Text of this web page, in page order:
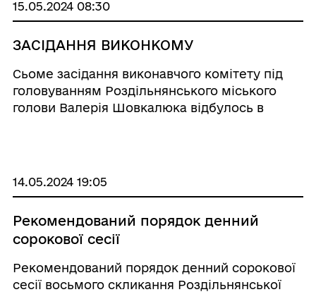
15.05.2024 08:30
ЗАСІДАННЯ ВИКОНКОМУ
Сьоме засідання виконавчого комітету під
головуванням Роздільнянського міського
голови Валерія Шовкалюка відбулось в
14.05.2024 19:05
Рекомендований порядок денний
сорокової сесії
Рекомендований порядок денний сорокової
сесії восьмого скликання Роздільнянської